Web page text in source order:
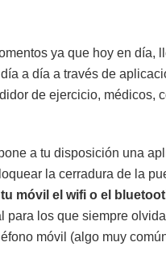
ya que hoy en día,
a día a través de
de ejercicio, médicos,
a tu disposición una
la cerradura de la
móvil el wifi o el
para los que siempre
móvil (algo muy